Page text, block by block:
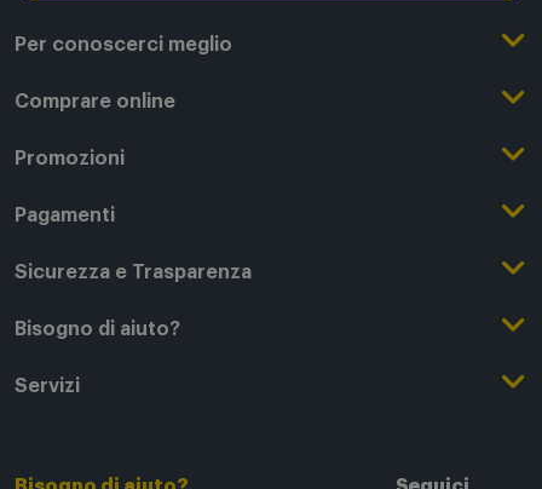
Per conoscerci meglio
Il Gruppo Comet
Punti di forza
Comprare online
Registrati su Comet
Acquista Online
Servizi aggiuntivi di consegna
Promozioni
Outlet
Pagamenti
Modalità di pagamento
Finanziamenti online
Sicurezza e Trasparenza
Condizioni generali di vendita
Garanzia Legale
Bisogno di aiuto?
Segui il tuo ordine
FAQ - domande frequenti
Servizi